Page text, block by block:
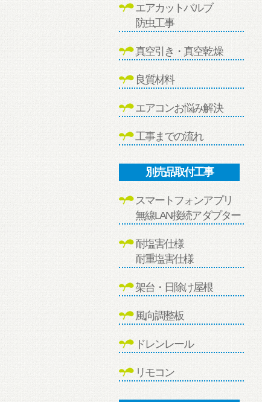
エアカットバルブ
防虫工事
真空引き・真空乾燥
良質材料
エアコンお悩み解決
工事までの流れ
別売品取付工事
スマートフォンアプリ
無線LAN接続アダプター
耐塩害仕様
耐重塩害仕様
架台・日除け屋根
風向調整板
ドレンレール
リモコン